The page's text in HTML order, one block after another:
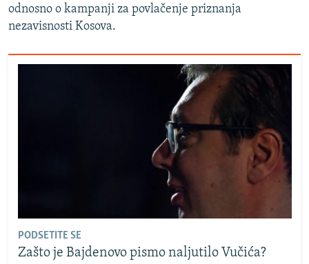
odnosno o kampanji za povlačenje priznanja
nezavisnosti Kosova.
PODSETITE SE
Zašto je Bajdenovo pismo naljutilo Vučića?